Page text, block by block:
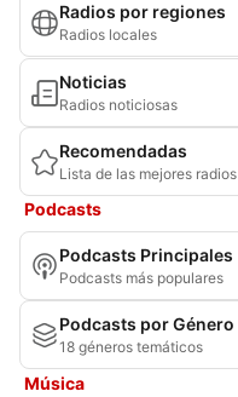
Radios por regiones
Radios locales
Noticias
Radios noticiosas
Recomendadas
Lista de las mejores radios
Podcasts
Podcasts Principales
Podcasts más populares
Podcasts por Género
18 géneros temáticos
Música